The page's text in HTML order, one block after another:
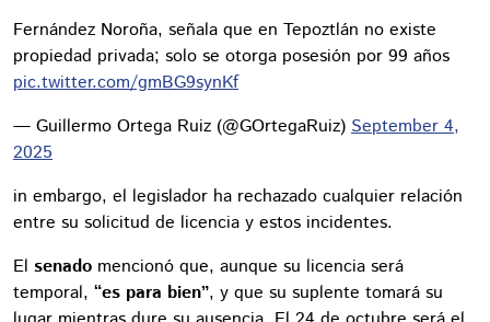
Fernández Noroña, señala que en Tepoztlán no existe
propiedad privada; solo se otorga posesión por 99 años
pic.twitter.com/gmBG9synKf
— Guillermo Ortega Ruiz (@GOrtegaRuiz) September 4,
2025
in embargo, el legislador ha rechazado cualquier relación
entre su solicitud de licencia y estos incidentes.
El senado mencionó que, aunque su licencia será
temporal, “es para bien”, y que su suplente tomará su